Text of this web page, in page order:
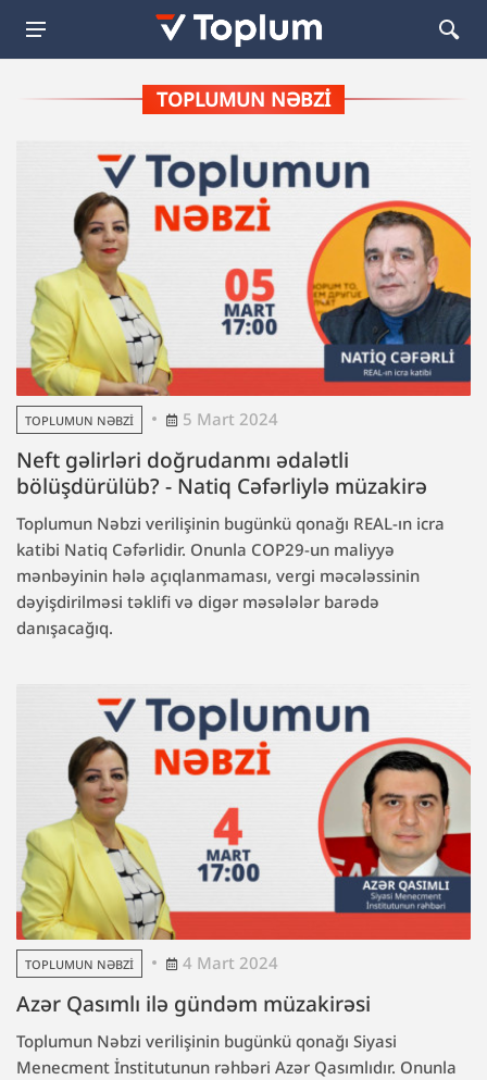
TOPLUMUN NƏBZI
TOPLUMUN NƏBZI 5 Mart 2024
Neft gəlirləri doğrudanmı ədalətli
bölüşdürülüb? - Natiq Cəfərliylə müzakirə
Toplumun Nəbzi verilişinin bugünkü qonağı REAL-ın icra
katibi Natiq Cəfərlidir. Onunla COP29-un maliyyə
mənbəyinin hələ açıqlanmaması, vergi məcələssinin
dəyişdirilməsi təklifi və digər məsələlər barədə
danışacağıq.
TOPLUMUN NƏBZI 4 Mart 2024
Azər Qasımlı ilə gündəm müzakirəsi
Toplumun Nəbzi verilişinin bugünkü qonağı Siyasi
Menecment İnstitutunun rəhbəri Azər Qasımlıdır. Onunla